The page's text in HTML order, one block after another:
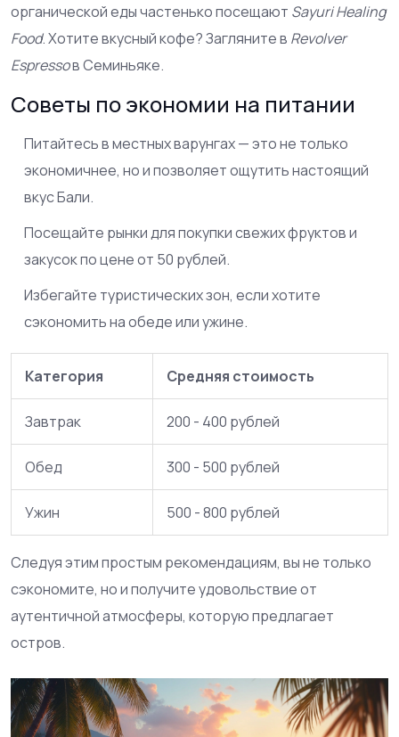
органической еды частенько посещают Sayuri Healing
Food. Хотите вкусный кофе? Загляните в Revolver
Espressoв Семиньяке.
Советы по экономии на питании
Питайтесь в местных варунгах — это не только
экономичнее, но и позволяет ощутить настоящий
вкус Бали.
Посещайте рынки для покупки свежих фруктов и
закусок по цене от 50 рублей.
Избегайте туристических зон, если хотите
сэкономить на обеде или ужине.
Категория Средняя стоимость
Завтрак 200 - 400 рублей
Обед 300 - 500 рублей
Ужин 500 - 800 рублей
Следуя этим простым рекомендациям, вы не только
сэкономите, но и получите удовольствие от
аутентичной атмосферы, которую предлагает
остров.